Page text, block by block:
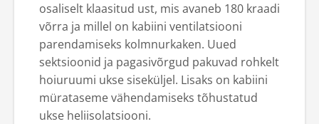
osaliselt klaasitud ust, mis avaneb 180 kraadi
võrra ja millel on kabiini ventilatsiooni
parendamiseks kolmnurkaken. Uued
sektsioonid ja pagasivõrgud pakuvad rohkelt
hoiuruumi ukse siseküljel. Lisaks on kabiini
mürataseme vähendamiseks tõhustatud
ukse heliisolatsiooni.